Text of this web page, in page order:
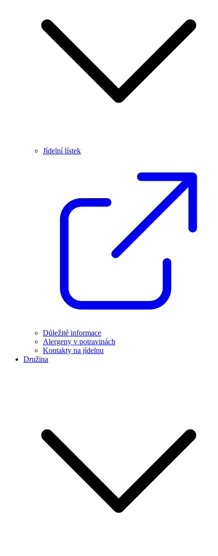
Jídelní lístek
Důležité informace
Alergeny v potravinách
Kontakty na jídelnu
Družina